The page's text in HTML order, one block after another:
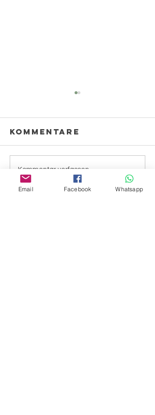
Andeutungen
Kommentare
Kommentar verfassen...
Email Facebook Whatsapp